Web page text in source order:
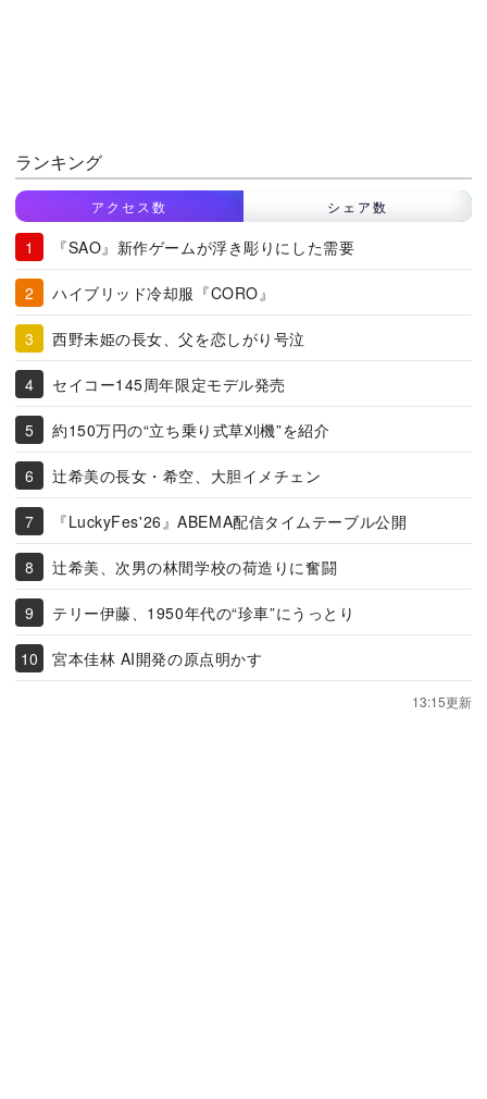
ランキング
アクセス数 シェア数
『SAO』新作ゲームが浮き彫りにした需要
ハイブリッド冷却服『CORO』
西野未姫の長女、父を恋しがり号泣
セイコー145周年限定モデル発売
約150万円の“立ち乗り式草刈機”を紹介
辻希美の長女・希空、大胆イメチェン
『LuckyFes'26』ABEMA配信タイムテーブル公開
辻希美、次男の林間学校の荷造りに奮闘
テリー伊藤、1950年代の“珍車”にうっとり
宮本佳林 AI開発の原点明かす
13:15更新